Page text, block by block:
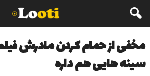
مخفی از حمام کردن مادرش
سینه هایی هم داره